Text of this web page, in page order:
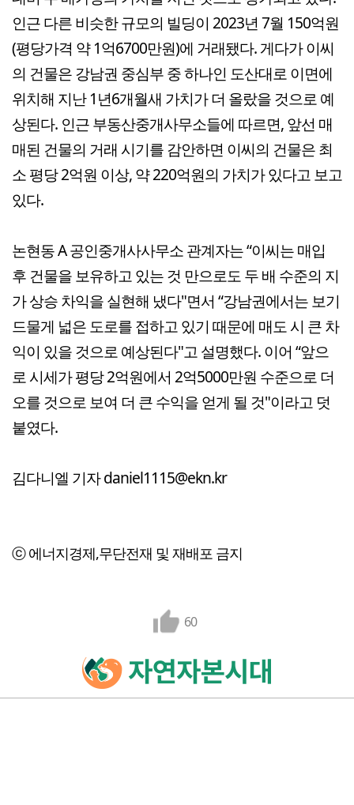
인근 다른 비슷한 규모의 빌딩이 2023년 7월 150억원
(평당가격 약 1억6700만원)에 거래됐다. 게다가 이씨
의 건물은 강남권 중심부 중 하나인 도산대로 이면에
위치해 지난 1년6개월새 가치가 더 올랐을 것으로 예
상된다. 인근 부동산중개사무소들에 따르면, 앞선 매
매된 건물의 거래 시기를 감안하면 이씨의 건물은 최
소 평당 2억원 이상, 약 220억원의 가치가 있다고 보고
있다.
논현동 A 공인중개사사무소 관계자는 “이씨는 매입
후 건물을 보유하고 있는 것 만으로도 두 배 수준의 지
가 상승 차익을 실현해 냈다"면서 “강남권에서는 보기
드물게 넓은 도로를 접하고 있기 때문에 매도 시 큰 차
익이 있을 것으로 예상된다"고 설명했다. 이어 “앞으
로 시세가 평당 2억원에서 2억5000만원 수준으로 더
오를 것으로 보여 더 큰 수익을 얻게 될 것"이라고 덧
붙였다.
김다니엘 기자 daniel1115@ekn.kr
ⓒ 에너지경제,무단전재 및 재배포 금지
60